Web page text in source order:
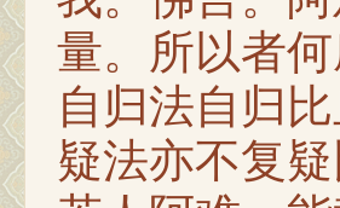
量。所以者
自归法自归
疑法亦不复